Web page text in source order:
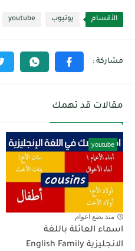
الأقسام يوتيوب youtube
مقالات قد تهمك
youtube
منذ بضع اعوام
اسماء العائلة باللغة
الانجليزية English Family